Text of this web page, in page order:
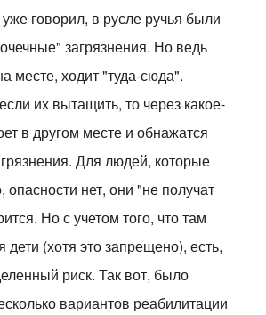
говорил, в русле ручья были
загрязнения. Но ведь
месте, ходит "туда-сюда".
их вытащить, то через какое-
в другом месте и обнажатся
Для людей, которые
опасности нет, они "не получат
Но с учетом того, что там
дети (хотя это запрещено), есть,
риск. Так вот, было
вариантов реабилитации